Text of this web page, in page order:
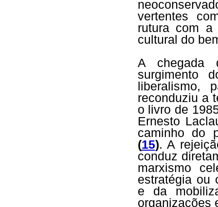
vertentes
rutura com
cultural do
A chegada
surgimento
liberalismo,
reconduziu a
o livro de
Ernesto
caminho do
(15). A
conduz
marxismo
estratégia ou
e da
organizações